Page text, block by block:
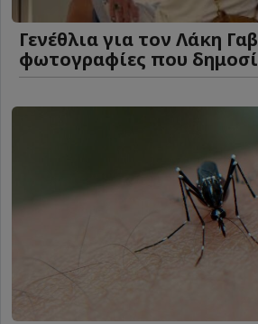
Γενέθλια για τον Λάκη
φωτογραφίες που